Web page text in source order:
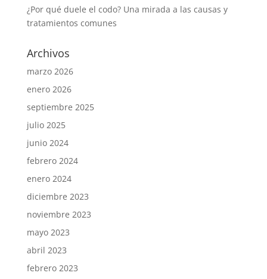
¿Por qué duele el codo? Una mirada a las causas y
tratamientos comunes
Archivos
marzo 2026
enero 2026
septiembre 2025
julio 2025
junio 2024
febrero 2024
enero 2024
diciembre 2023
noviembre 2023
mayo 2023
abril 2023
febrero 2023